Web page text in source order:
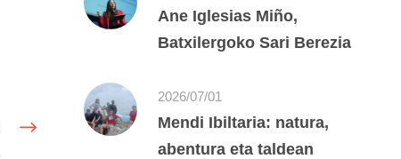
Ane Iglesias Miño,
Batxilergoko Sari Berezia
2026/07/01
Mendi Ibiltaria: natura,
abentura eta taldean